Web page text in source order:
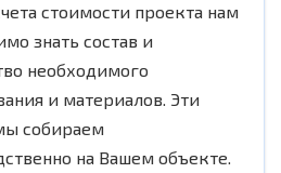
стоимости проекта нам
знать состав и
необходимого
и материалов. Эти
собираем
на Вашем объекте.